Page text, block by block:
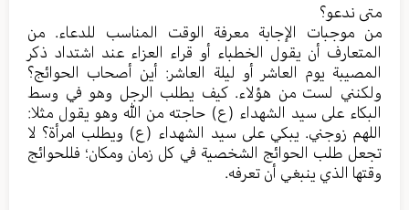
متى ندعو؟
من موجبات الإجابة معرفة الوقت المناسب للدعاء. من
المتعارف أن يقول الخطباء أو قراء العزاء عند اشتداد ذكر
المصيبة يوم العاشر أو ليلة العاشر: أين أصحاب الحوائج؟
ولكنني لست من هؤلاء. كيف يطلب الرجل وهو في وسط
البكاء على سيد الشهداء (ع) حاجته من الله وهو يقول مثلا:
اللهم زوجني. يبكي على سيد الشهداء (ع) ويطلب امرأة؟ لا
تجعل طلب الحوائج الشخصية في كل زمان ومكان؛ فللحوائج
وقتها الذي ينبغي أن تعرفه.